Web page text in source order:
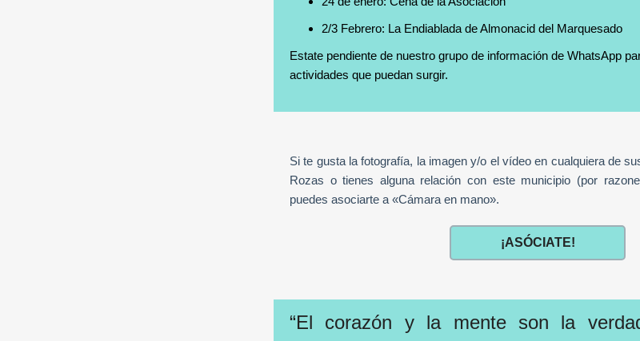
2/3 Febrero: La Endiablada de Almonacid del Marquesado
Estate pendiente de nuestro grupo de información de WhatsApp
actividades que puedan surgir.
Si te gusta la fotografía, la imagen y/o el vídeo en cualquiera de
Rozas o tienes alguna relación con este municipio (por
puedes asociarte a «Cámara en mano».
¡ASÓCIATE!
“El corazón y la mente son la